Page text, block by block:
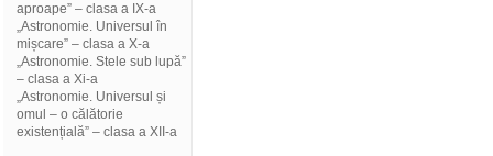
aproape” – clasa a IX-a
„Astronomie. Universul în
mișcare” – clasa a X-a
„Astronomie. Stele sub lupă”
– clasa a Xi-a
„Astronomie. Universul și
omul – o călătorie
existențială” – clasa a XII-a